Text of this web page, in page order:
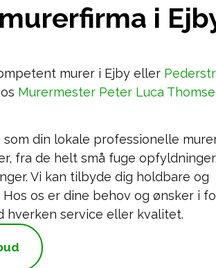
i
murer i Ejby eller
Murermester Peter Luca
din lokale professionelle
fra de helt små fuge
Vi kan tilbyde dig holdbare og
os er dine behov og ønsker i
hverken service eller kvalitet.